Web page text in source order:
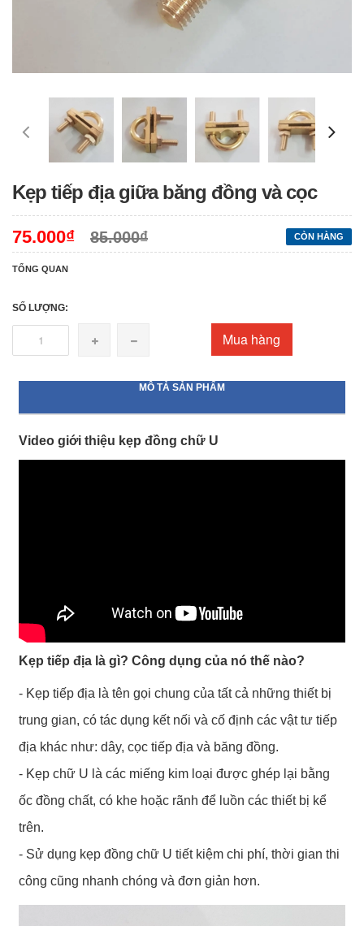
Kẹp tiếp địa giữa băng đồng và cọc
CÒN HÀNG
75.000₫ 85.000₫
TỔNG QUAN
SỐ LƯỢNG:
Mua hàng
MÔ TẢ SẢN PHẨM
Video giới thiệu kẹp đồng chữ U
Kẹp tiếp địa là gì? Công dụng của nó thế nào?
- Kẹp tiếp địa là tên gọi chung của tất cả những thiết bị
trung gian, có tác dụng kết nối và cố định các vật tư tiếp
địa khác như: dây, cọc tiếp địa và băng đồng.
- Kẹp chữ U là các miếng kim loại được ghép lại bằng
ốc đồng chất, có khe hoặc rãnh để luồn các thiết bị kể
trên.
- Sử dụng kẹp đồng chữ U tiết kiệm chi phí, thời gian thi
công cũng nhanh chóng và đơn giản hơn.